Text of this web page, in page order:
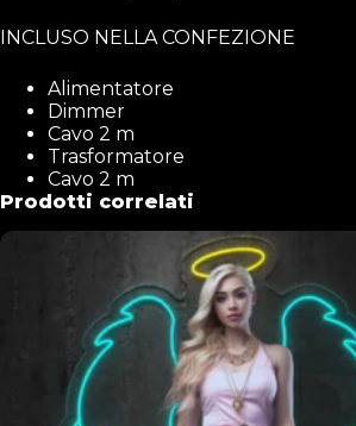
INCLUSO NELLA CONFEZIONE
Alimentatore
Dimmer
Cavo 2 m
Trasformatore
Cavo 2 m
Prodotti correlati